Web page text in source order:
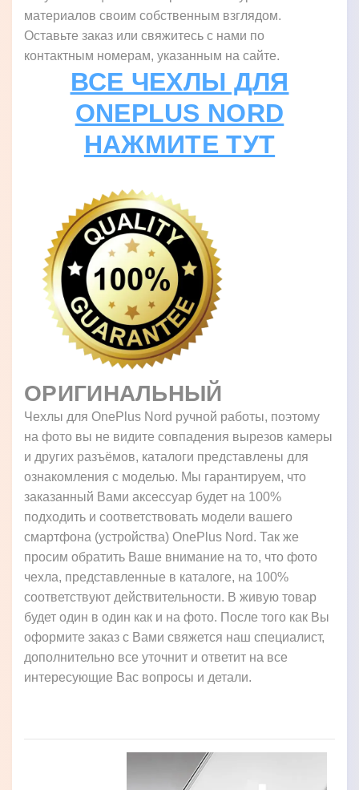
материалов своим собственным взглядом.
Оставьте заказ или свяжитесь с нами по
контактным номерам, указанным на сайте.
ВСЕ ЧЕХЛЫ ДЛЯ
ONEPLUS NORD
НАЖМИТЕ ТУТ
ОРИГИНАЛЬНЫЙ
Чехлы для OnePlus Nord ручной работы, поэтому
на фото вы не видите совпадения вырезов камеры
и других разъёмов, каталоги представлены для
ознакомления с моделью. Мы гарантируем, что
заказанный Вами аксессуар будет на 100%
подходить и соответствовать модели вашего
смартфона (устройства) OnePlus Nord. Так же
просим обратить Ваше внимание на то, что фото
чехла, представленные в каталоге, на 100%
соответствуют действительности. В живую товар
будет один в один как и на фото. После того как Вы
оформите заказ с Вами свяжется наш специалист,
дополнительно все уточнит и ответит на все
интересующие Вас вопросы и детали.